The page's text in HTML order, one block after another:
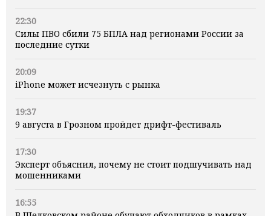
22:30
Силы ПВО сбили 75 БПЛА над регионами России за
последние сутки
20:09
iPhone может исчезнуть с рынка
19:37
9 августа в Грозном пройдет дрифт-фестиваль
17:30
Эксперт объяснил, почему не стоит подшучивать над
мошенниками
16:55